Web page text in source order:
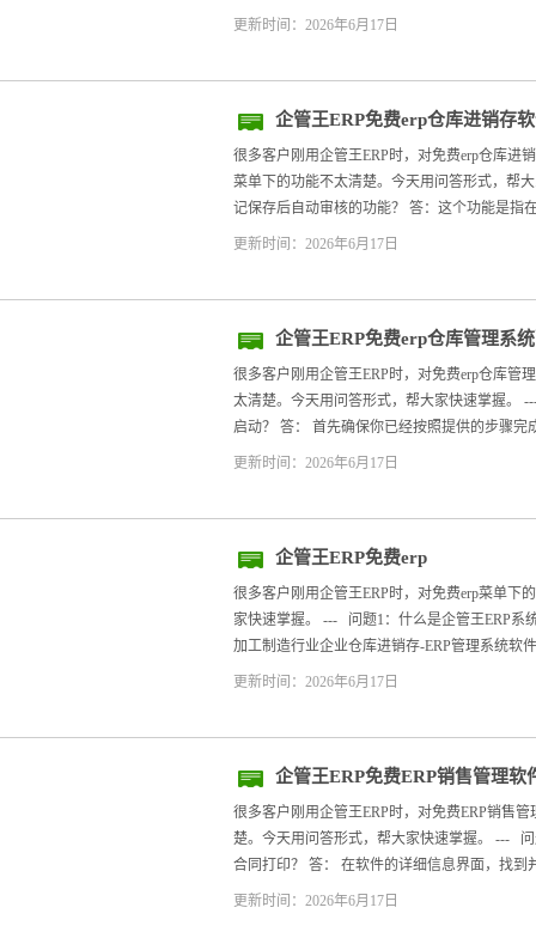
更新时间：2026年6月17日
企管王ERP免费erp仓库进销存
能
很多客户刚用企管王ERP时，对免费erp仓库进
菜单下的功能不太清楚。今天用问答形式，帮
记保存后自动审核的功能？ 答：这个功能是指
更新时间：2026年6月17日
企管王ERP免费erp仓库管理系
很多客户刚用企管王ERP时，对免费erp仓库管
太清楚。今天用问答形式，帮大家快速掌握。
启动？ 答： 首先确保你已经按照提供的步骤完
更新时间：2026年6月17日
企管王ERP免费erp
很多客户刚用企管王ERP时，对免费erp菜单下
家快速掌握。 --- 问题1：什么是企管王ERP系
加工制造行业企业仓库进销存-ERP管理系统软
更新时间：2026年6月17日
企管王ERP免费ERP销售管理软
很多客户刚用企管王ERP时，对免费ERP销售
楚。今天用问答形式，帮大家快速掌握。 ---
合同打印？ 答： 在软件的详细信息界面，找到
更新时间：2026年6月17日